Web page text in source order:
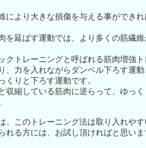
により大きな損傷を与える事ができ
を延ばす運動では、より多くの筋繊
クトレーニングと呼ばれる筋肉増強
、力を入れながらダンベル下ろす運
くりと下ろす運動です。
収縮している筋肉に逆らって、ゆっ
、このトレーニング法は取り入れや
れる方には、お試し頂ければと思いま